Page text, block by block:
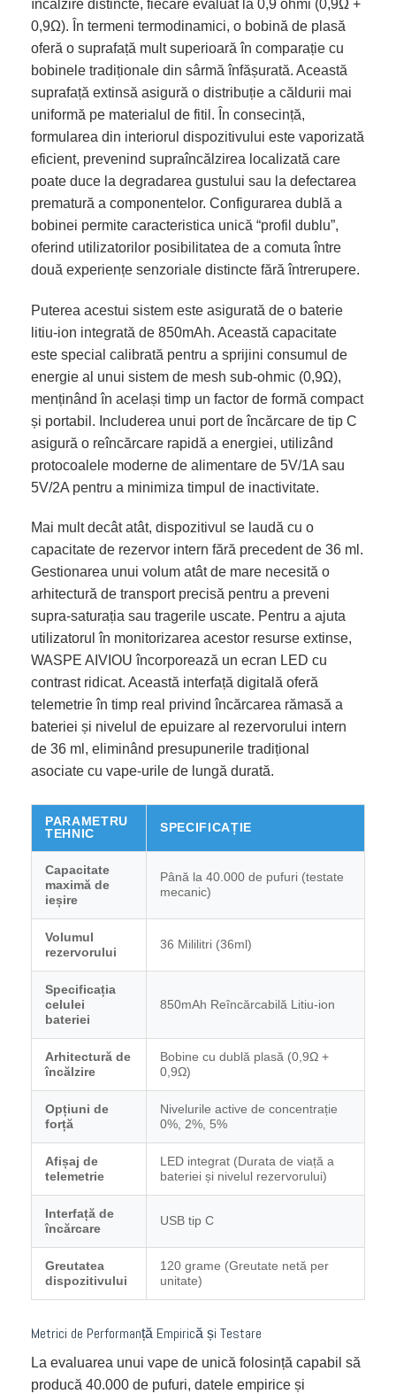
încălzire distincte, fiecare evaluat la 0,9 ohmi (0,9Ω +
0,9Ω). În termeni termodinamici, o bobină de plasă
oferă o suprafață mult superioară în comparație cu
bobinele tradiționale din sârmă înfășurată. Această
suprafață extinsă asigură o distribuție a căldurii mai
uniformă pe materialul de fitil. În consecință,
formularea din interiorul dispozitivului este vaporizată
eficient, prevenind supraîncălzirea localizată care
poate duce la degradarea gustului sau la defectarea
prematură a componentelor. Configurarea dublă a
bobinei permite caracteristica unică “profil dublu”,
oferind utilizatorilor posibilitatea de a comuta între
două experiențe senzoriale distincte fără întrerupere.
Puterea acestui sistem este asigurată de o baterie
litiu-ion integrată de 850mAh. Această capacitate
este special calibrată pentru a sprijini consumul de
energie al unui sistem de mesh sub-ohmic (0,9Ω),
menținând în același timp un factor de formă compact
și portabil. Includerea unui port de încărcare de tip C
asigură o reîncărcare rapidă a energiei, utilizând
protocoalele moderne de alimentare de 5V/1A sau
5V/2A pentru a minimiza timpul de inactivitate.
Mai mult decât atât, dispozitivul se laudă cu o
capacitate de rezervor intern fără precedent de 36 ml.
Gestionarea unui volum atât de mare necesită o
arhitectură de transport precisă pentru a preveni
supra-saturația sau tragerile uscate. Pentru a ajuta
utilizatorul în monitorizarea acestor resurse extinse,
WASPE AIVIOU încorporează un ecran LED cu
contrast ridicat. Această interfață digitală oferă
telemetrie în timp real privind încărcarea rămasă a
bateriei și nivelul de epuizare al rezervorului intern
de 36 ml, eliminând presupunerile tradițional
asociate cu vape-urile de lungă durată.
PARAMETRU
TEHNIC
SPECIFICAȚIE
Capacitate
maximă de
ieșire
Până la 40.000 de pufuri (testate
mecanic)
Volumul
rezervorului
36 Mililitri (36ml)
Specificația
celulei
bateriei
850mAh Reîncărcabilă Litiu-ion
Arhitectură de
încălzire
Bobine cu dublă plasă (0,9Ω +
0,9Ω)
Opțiuni de
forță
Nivelurile active de concentrație
0%, 2%, 5%
Afișaj de
telemetrie
LED integrat (Durata de viață a
bateriei și nivelul rezervorului)
Interfață de
încărcare
USB tip C
Greutatea
dispozitivului
120 grame (Greutate netă per
unitate)
Metrici de Performanță Empirică și Testare
La evaluarea unui vape de unică folosință capabil să
producă 40.000 de pufuri, datele empirice și